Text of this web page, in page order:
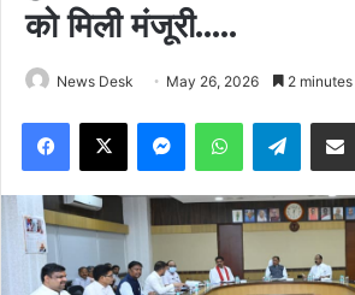
को मिली मंजूरी…..
News Desk May 26, 2026 2
Facebook
X MessengerWhatsApp